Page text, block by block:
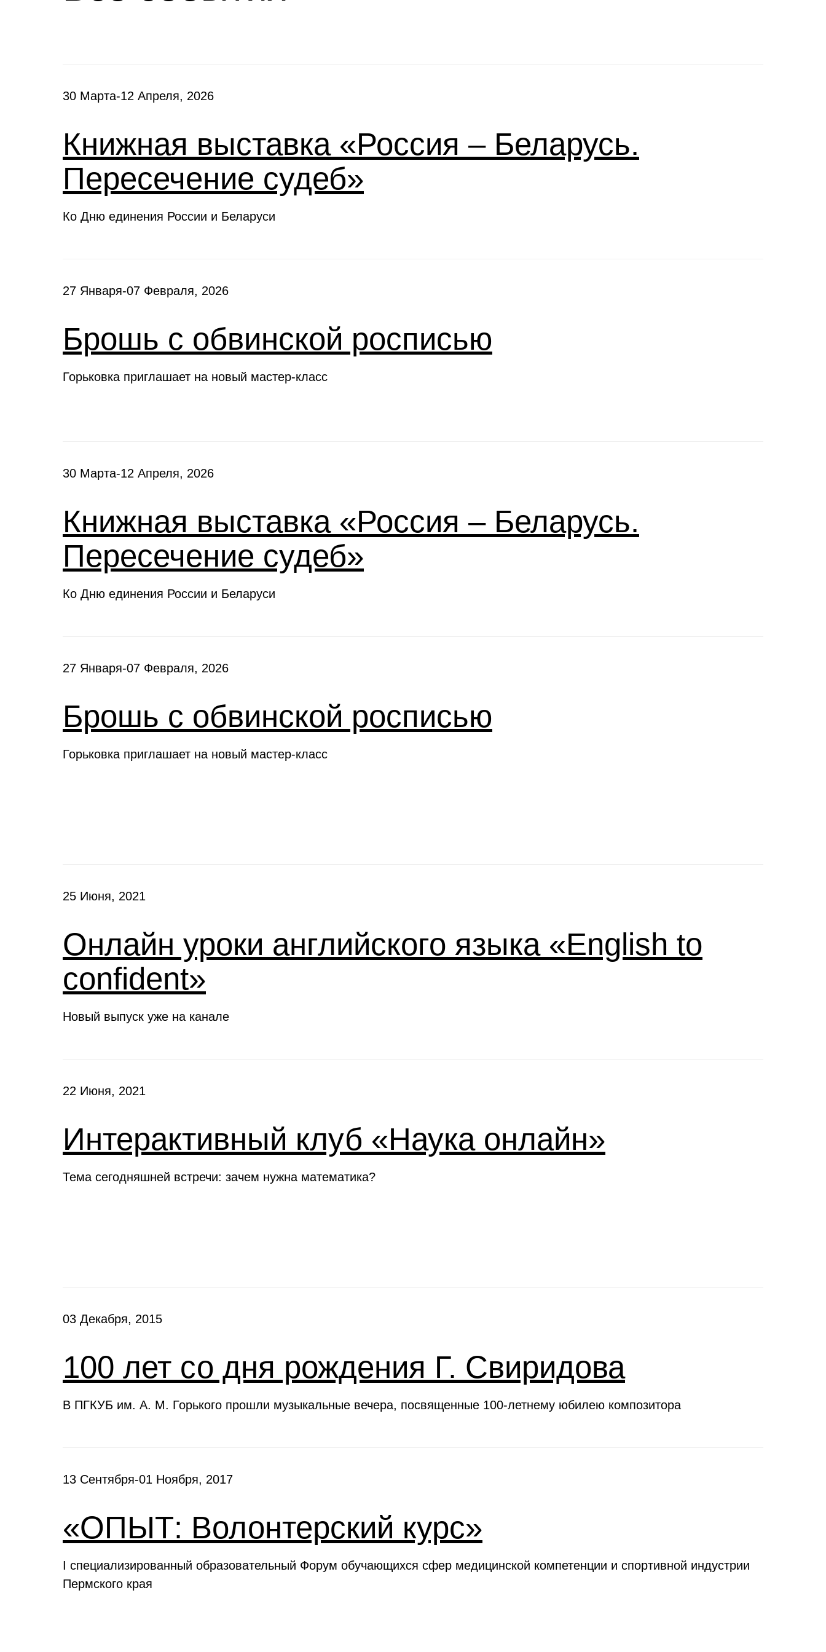
30 Марта-12 Апреля, 2026
Книжная выставка «Россия – Беларусь.
Пересечение судеб»
Ко Дню единения России и Беларуси
27 Января-07 Февраля, 2026
Брошь с обвинской росписью
Горьковка приглашает на новый мастер-класс
30 Марта-12 Апреля, 2026
Книжная выставка «Россия – Беларусь.
Пересечение судеб»
Ко Дню единения России и Беларуси
27 Января-07 Февраля, 2026
Брошь с обвинской росписью
Горьковка приглашает на новый мастер-класс
25 Июня, 2021
Онлайн уроки английского языка «English to
confident»
Новый выпуск уже на канале
22 Июня, 2021
Интерактивный клуб «Наука онлайн»
Тема сегодняшней встречи: зачем нужна математика?
03 Декабря, 2015
100 лет со дня рождения Г. Свиридова
В ПГКУБ им. А. М. Горького прошли музыкальные вечера, посвященные 100-летнему юбилею композитора
13 Сентября-01 Ноября, 2017
«ОПЫТ: Волонтерский курс»
I специализированный образовательный Форум обучающихся сфер медицинской компетенции и спортивной индустрии
Пермского края